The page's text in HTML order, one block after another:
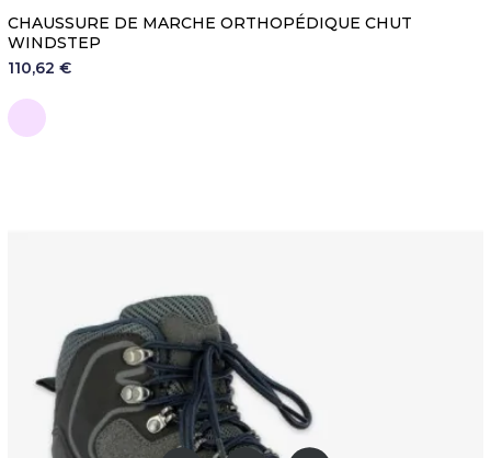
CHAUSSURE DE MARCHE ORTHOPÉDIQUE CHUT
WINDSTEP
110,62 €
Rose